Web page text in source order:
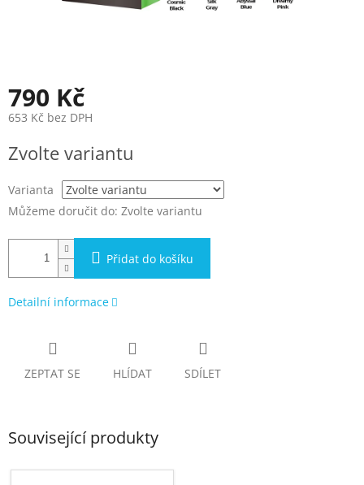
790 Kč
653 Kč bez DPH
cena:
Zvolte variantu
Varianta
Můžeme doručit do: Zvolte variantu
Přidat do košíku
Detailní informace
ZEPTAT SE HLÍDAT SDÍLET
Související produkty